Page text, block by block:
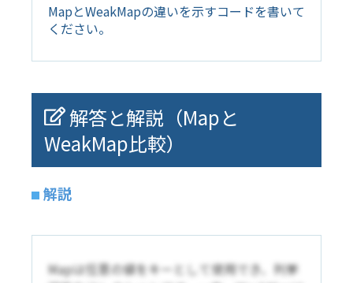
MapとWeakMapの違いを示すコードを書いて
ください。
解答と解説（Mapと
WeakMap比較）
解説
Mapは任意の値をキーとして使用でき、列挙